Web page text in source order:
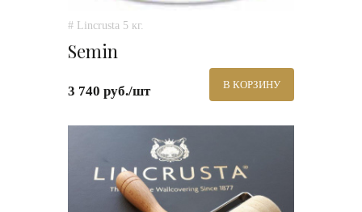
# Lincrusta 5 кг.
Semin
3 740 руб./шт В КОРЗИНУ